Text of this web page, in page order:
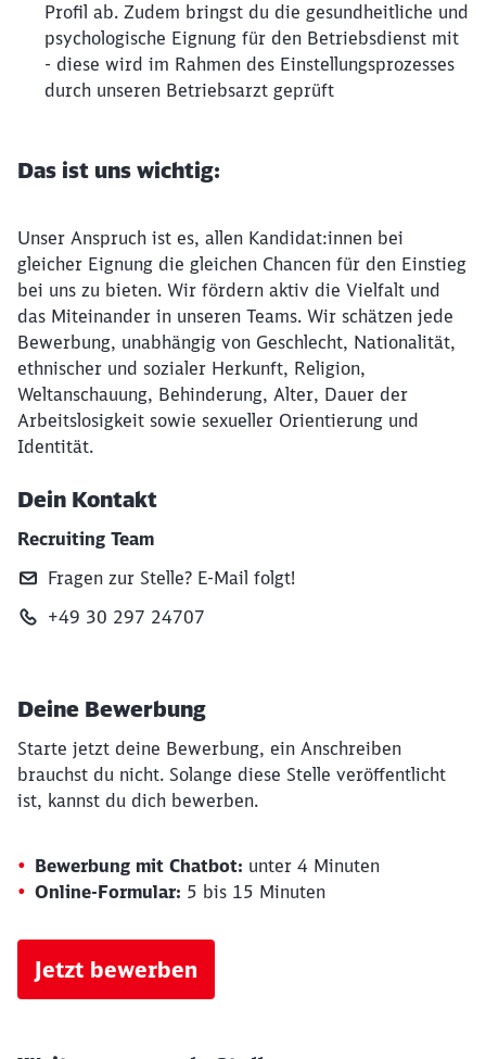
Profil ab. Zudem bringst du die gesundheitliche und
psychologische Eignung für den Betriebsdienst mit
- diese wird im Rahmen des Einstellungsprozesses
durch unseren Betriebsarzt geprüft
Das ist uns wichtig:
Unser Anspruch ist es, allen Kandidat:innen bei
gleicher Eignung die gleichen Chancen für den Einstieg
bei uns zu bieten. Wir fördern aktiv die Vielfalt und
das Miteinander in unseren Teams. Wir schätzen jede
Bewerbung, unabhängig von Geschlecht, Nationalität,
ethnischer und sozialer Herkunft, Religion,
Weltanschauung, Behinderung, Alter, Dauer der
Arbeitslosigkeit sowie sexueller Orientierung und
Identität.
Dein Kontakt
Recruiting Team
Fragen zur Stelle? E‑Mail folgt!
+49 30 297 24707
Deine Bewerbung
Starte jetzt deine Bewerbung, ein Anschreiben
brauchst du nicht. Solange diese Stelle veröffentlicht
ist, kannst du dich bewerben.
Bewerbung mit Chatbot: unter 4 Minuten
Online-Formular: 5 bis 15 Minuten
Jetzt bewerben